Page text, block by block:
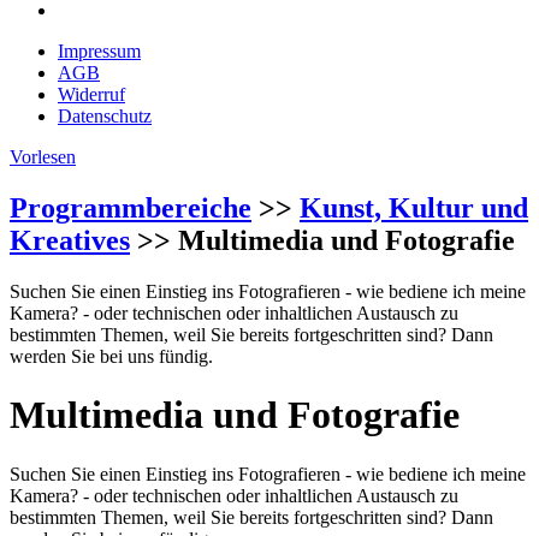
Impressum
AGB
Widerruf
Datenschutz
Vorlesen
Programmbereiche >> Kunst, Kultur und
Kreatives >> Multimedia und Fotografie
Suchen Sie einen Einstieg ins Fotografieren - wie bediene ich meine
Kamera? - oder technischen oder inhaltlichen Austausch zu
bestimmten Themen, weil Sie bereits fortgeschritten sind? Dann
werden Sie bei uns fündig.
Multimedia und Fotografie
Suchen Sie einen Einstieg ins Fotografieren - wie bediene ich meine
Kamera? - oder technischen oder inhaltlichen Austausch zu
bestimmten Themen, weil Sie bereits fortgeschritten sind? Dann